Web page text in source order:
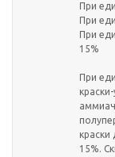
При
При
При
15%
При
краски
15%.